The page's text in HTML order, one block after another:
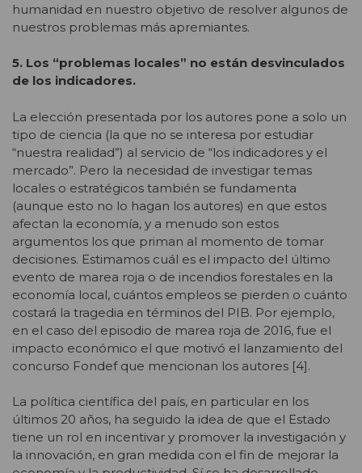
humanidad en nuestro objetivo de resolver algunos de
nuestros problemas más apremiantes.
5. Los “problemas locales” no están desvinculados
de los indicadores.
La elección presentada por los autores pone a solo un
tipo de ciencia (la que no se interesa por estudiar
“nuestra realidad”) al servicio de “los indicadores y el
mercado”. Pero la necesidad de investigar temas
locales o estratégicos también se fundamenta
(aunque esto no lo hagan los autores) en que estos
afectan la economía, y a menudo son estos
argumentos los que priman al momento de tomar
decisiones. Estimamos cuál es el impacto del último
evento de marea roja o de incendios forestales en la
economía local, cuántos empleos se pierden o cuánto
costará la tragedia en términos del PIB. Por ejemplo,
en el caso del episodio de marea roja de 2016, fue el
impacto económico el que motivó el lanzamiento del
concurso Fondef que mencionan los autores [4].
La política científica del país, en particular en los
últimos 20 años, ha seguido la idea de que el Estado
tiene un rol en incentivar y promover la investigación y
la innovación, en gran medida con el fin de mejorar la